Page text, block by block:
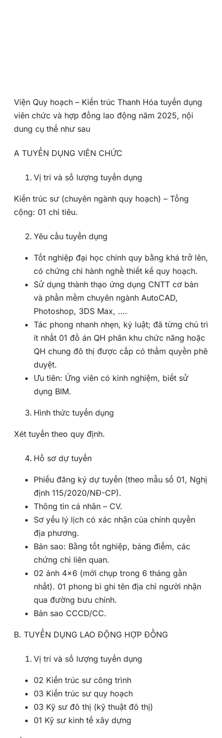
Viện Quy hoạch – Kiến trúc Thanh Hóa tuyển dụng
viên chức và hợp đồng lao động năm 2025, nội
dung cụ thể như sau
A TUYỂN DỤNG VIÊN CHỨC
Vị trí và số lượng tuyển dụng
Kiến trúc sư (chuyên ngành quy hoạch) – Tổng
cộng: 01 chỉ tiêu.
Yêu cầu tuyển dụng
Tốt nghiệp đại học chính quy bằng khá trở lên,
có chứng chỉ hành nghề thiết kế quy hoạch.
Sử dụng thành thạo ứng dụng CNTT cơ bản
và phần mềm chuyên ngành AutoCAD,
Photoshop, 3DS Max, ….
Tác phong nhanh nhẹn, kỷ luật; đã từng chủ trì
ít nhất 01 đồ án QH phân khu chức năng hoặc
QH chung đô thị được cấp có thẩm quyền phê
duyệt.
Ưu tiên: Ứng viên có kinh nghiệm, biết sử
dụng BIM.
Hình thức tuyển dụng
Xét tuyển theo quy định.
Hồ sơ dự tuyển
Phiếu đăng ký dự tuyển (theo mẫu số 01, Nghị
định 115/2020/NĐ-CP).
Thông tin cá nhân – CV.
Sơ yếu lý lịch có xác nhận của chính quyền
địa phương.
Bản sao: Bằng tốt nghiệp, bảng điểm, các
chứng chỉ liên quan.
02 ảnh 4×6 (mới chụp trong 6 tháng gần
nhất). 01 phong bì ghi tên địa chỉ người nhận
qua đường bưu chính.
Bản sao CCCD/CC.
B. TUYỂN DỤNG LAO ĐỘNG HỢP ĐỒNG
Vị trí và số lượng tuyển dụng
02 Kiến trúc sư công trình
03 Kiến trúc sư quy hoạch
03 Kỹ sư đô thị (kỹ thuật đô thị)
01 Kỹ sư kinh tế xây dựng